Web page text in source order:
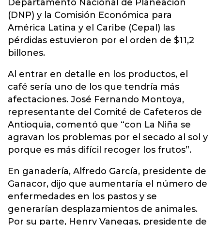
Departamento Nacional de Planeación
(DNP) y la Comisión Económica para
América Latina y el Caribe (Cepal) las
pérdidas estuvieron por el orden de $11,2
billones.
Al entrar en detalle en los productos, el
café sería uno de los que tendría más
afectaciones. José Fernando Montoya,
representante del Comité de Cafeteros de
Antioquia, comentó que “con La Niña se
agravan los problemas por el secado al sol y
porque es más difícil recoger los frutos”.
En ganadería, Alfredo García, presidente de
Ganacor, dijo que aumentaría el número de
enfermedades en los pastos y se
generarían desplazamientos de animales.
Por su parte, Henry Vanegas, presidente de